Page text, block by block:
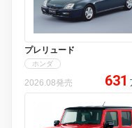
プレリュード
ホンダ
2026.08発売 631